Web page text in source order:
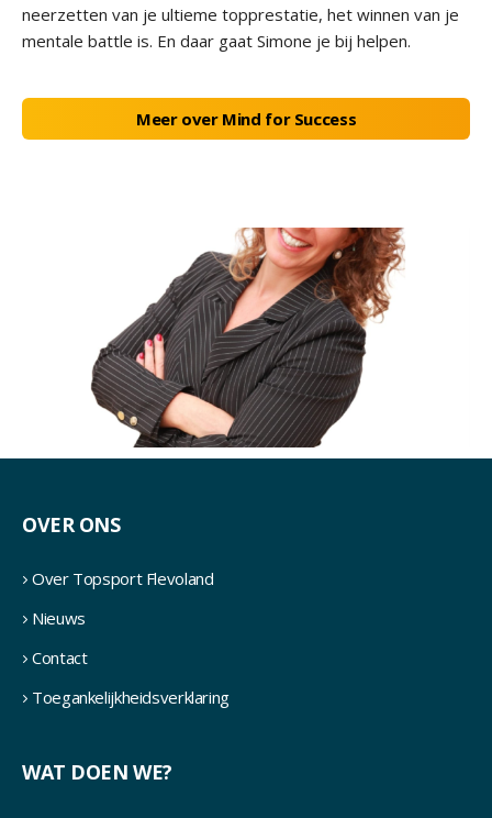
neerzetten van je ultieme topprestatie, het winnen van je
mentale battle is. En daar gaat Simone je bij helpen.
Meer over Mind for Success
OVER ONS
Over Topsport Flevoland
Nieuws
Contact
Toegankelijkheidsverklaring
WAT DOEN WE?